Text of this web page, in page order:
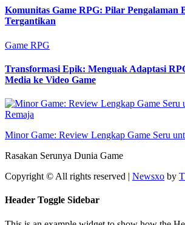
Komunitas Game RPG: Pilar Pengalaman
Tergantikan
Game RPG
Transformasi Epik: Menguak Adaptasi
Media ke Video Game
Minor Game: Review Lengkap Game Seru
Rasakan Serunya Dunia Game
Copyright © All rights reserved | Newsxo by
Header Toggle Sidebar